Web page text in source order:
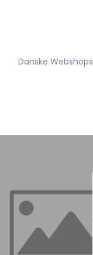
Danske Webshops